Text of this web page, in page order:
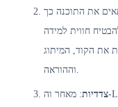
את התוכנה כך
חווית למידה
את הקוד, המיתוג
צדדיות: מאחר וה-LMS הקוד הפתוח שלנו הוא רב-תכליתי וניתן